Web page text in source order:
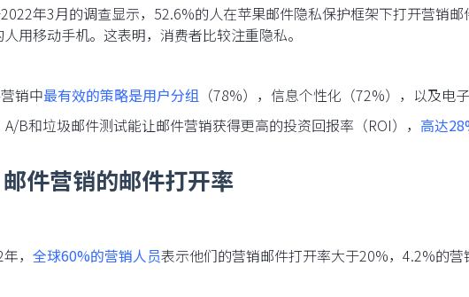
年3月的调查显示，52.6%的人在苹果邮件隐私保护框架下打开营销邮
用移动手机。这表明，消费者比较注重隐私。
销中最有效的策略是用户分组 （78%），信息个性化（72%），以及电
A/B和垃圾邮件测试能让邮件营销获得更高的投资回报率（ROI）， 高达
件营销的邮件打开率
， 全球60%的营销人员表示他们的营销邮件打开率大于20%，4.2%的营